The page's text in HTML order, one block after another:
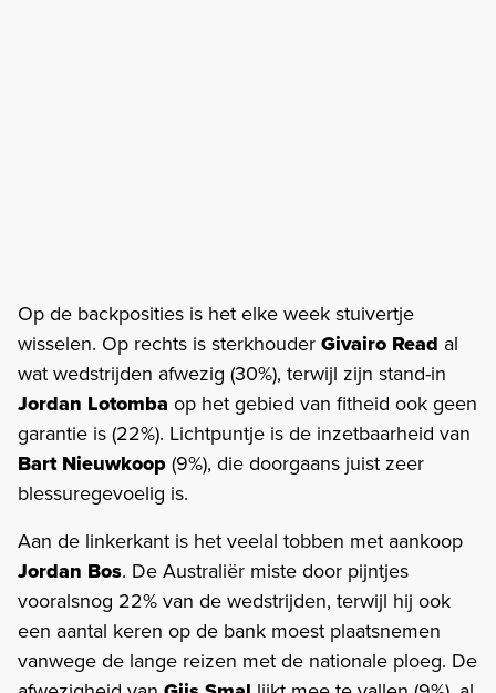
Op de backposities is het elke week stuivertje
wisselen. Op rechts is sterkhouderGivairo Read al
wat wedstrijden afwezig (30%), terwijl zijn stand-in
Jordan Lotomba op het gebied van fitheid ook geen
garantie is (22%). Lichtpuntje is de inzetbaarheid van
Bart Nieuwkoop(9%), die doorgaans juist zeer
blessuregevoelig is.
Aan de linkerkant is het veelal tobben met aankoop
Jordan Bos. De Australiër miste door pijntjes
vooralsnog 22% van de wedstrijden, terwijl hij ook
een aantal keren op de bank moest plaatsnemen
vanwege de lange reizen met de nationale ploeg. De